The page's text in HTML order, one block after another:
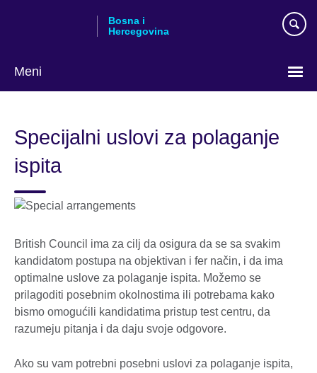
Bosna i
Hercegovina
Meni
language
Specijalni uslovi za polaganje
ispita
British Council ima za cilj da osigura da se sa svakim
kandidatom postupa na objektivan i fer način, i da ima
optimalne uslove za polaganje ispita. Možemo se
prilagoditi posebnim okolnostima ili potrebama kako
bismo omogućili kandidatima pristup test centru, da
razumeju pitanja i da daju svoje odgovore.
Ako su vam potrebni posebni uslovi za polaganje ispita,